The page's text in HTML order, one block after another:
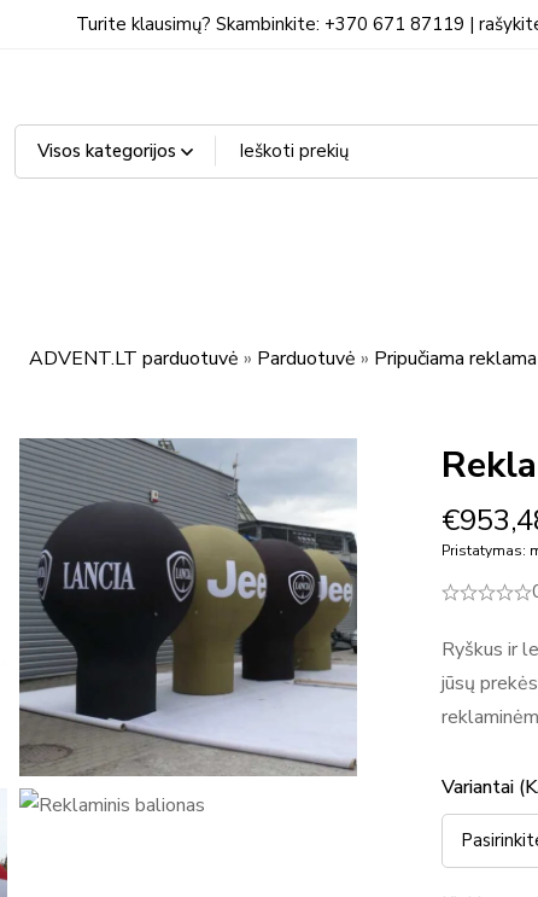
Turite klausimų? Skambinkite: +370 671 87119 |
ADVENT.LT parduotuvė » Parduotuvė » Pripučiama reklama
€
Pristatymas:
Ryškus ir
jūsų
Variantai